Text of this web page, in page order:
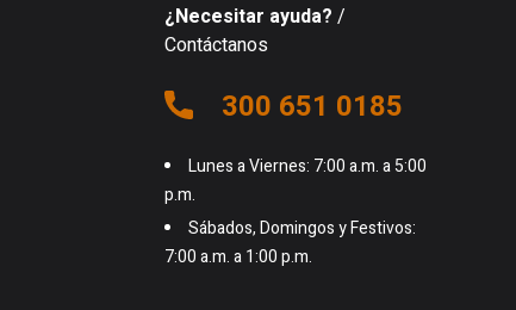
¿Necesitar ayuda? /
Contáctanos
300 651 0185
Lunes a Viernes: 7:00 a.m. a 5:00
p.m.
Sábados, Domingos y Festivos:
7:00 a.m. a 1:00 p.m.